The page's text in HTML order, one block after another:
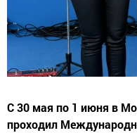
С 30 мая по 1 июня в
проходил